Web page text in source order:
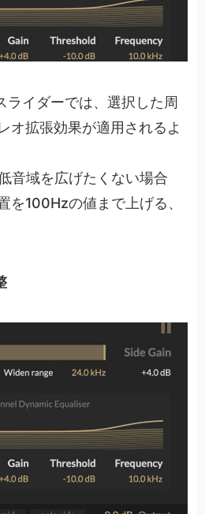
ライダーでは、選択した周
オ拡張効果が適用されるよ
音域を広げたくない場合
を100Hzの値まで上げる、